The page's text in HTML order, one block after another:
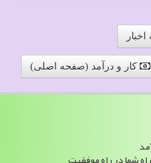
کار و درآمد (صفحه اصلی)